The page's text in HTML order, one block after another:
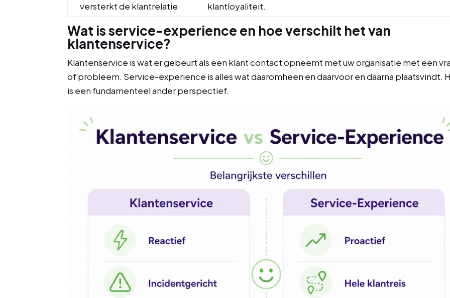
versterkt de klantrelatie
klantloyaliteit.
Wat is service-experience en hoe verschilt het van
klantenservice?
Klantenservice is wat er gebeurt als een klant contact opneemt met uw organisatie met een
of probleem. Service-experience is alles wat daaromheen en daarvoor en daarna plaatsvindt.
is een fundamenteel ander perspectief.